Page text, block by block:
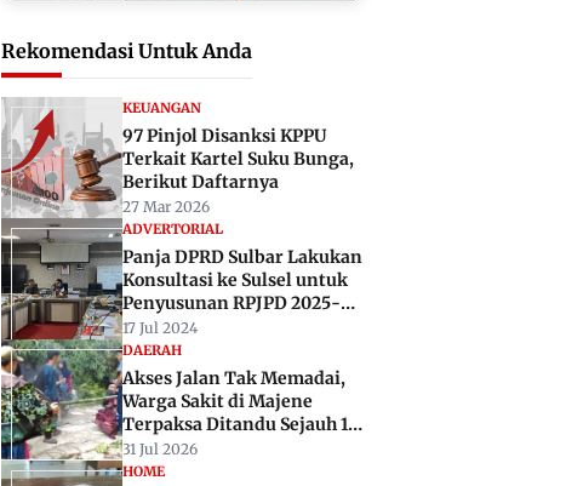
Rekomendasi Untuk Anda
KEUANGAN
97 Pinjol Disanksi KPPU
Terkait Kartel Suku Bunga,
Berikut Daftarnya
27 Mar 2026
ADVERTORIAL
Panja DPRD Sulbar Lakukan
Konsultasi ke Sulsel untuk
Penyusunan RPJPD 2025-
2045
17 Jul 2024
DAERAH
Akses Jalan Tak Memadai,
Warga Sakit di Majene
Terpaksa Ditandu Sejauh 10
Kilometer
31 Jul 2026
HOME